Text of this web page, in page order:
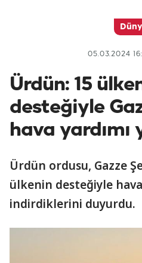
05.03.2024
Ürdün: 15
desteğiyle
hava yardımı
Ürdün ordusu, Gazze
ülkenin desteğiyle
indirdiklerini duyurdu.